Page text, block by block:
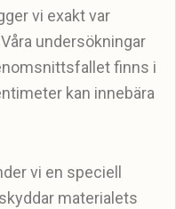
vi exakt var
undersökningar
finns i
kan innebära
vi en speciell
materialets